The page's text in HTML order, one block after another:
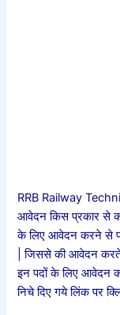
RRB Railway
आवेदन किस प्रकार से
के लिए आवेदन करने से
| जिससे की आवेदन करते
इन पदों के लिए आवेदन
निचे दिए गये लिंक पर